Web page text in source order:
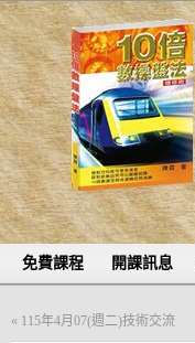
免費課程 開課訊息
« 115年4月07(週二)技術交流